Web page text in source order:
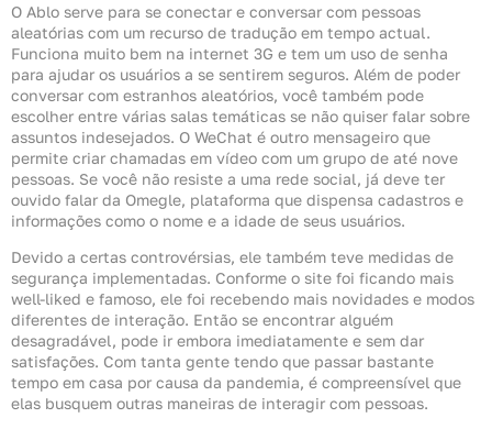
O Ablo serve para se conectar e conversar com pessoas
aleatórias com um recurso de tradução em tempo actual.
Funciona muito bem na internet 3G e tem um uso de senha
para ajudar os usuários a se sentirem seguros. Além de poder
conversar com estranhos aleatórios, você também pode
escolher entre várias salas temáticas se não quiser falar sobre
assuntos indesejados. O WeChat é outro mensageiro que
permite criar chamadas em vídeo com um grupo de até nove
pessoas. Se você não resiste a uma rede social, já deve ter
ouvido falar da Omegle, plataforma que dispensa cadastros e
informações como o nome e a idade de seus usuários.
Devido a certas controvérsias, ele também teve medidas de
segurança implementadas. Conforme o site foi ficando mais
well-liked e famoso, ele foi recebendo mais novidades e modos
diferentes de interação. Então se encontrar alguém
desagradável, pode ir embora imediatamente e sem dar
satisfações. Com tanta gente tendo que passar bastante
tempo em casa por causa da pandemia, é compreensível que
elas busquem outras maneiras de interagir com pessoas.